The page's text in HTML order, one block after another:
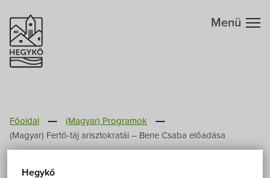
Hegykő
Menü
Főoldal
(Magyar) Programok
(Magyar) Fertő-táj arisztokratái – Bene Csaba előadása